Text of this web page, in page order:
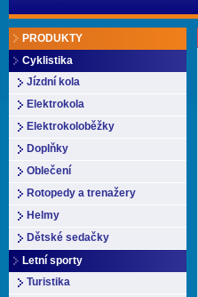
PRODUKTY
Cyklistika
Jízdní kola
Elektrokola
Elektrokoloběžky
Doplňky
Oblečení
Rotopedy a trenažery
Helmy
Dětské sedačky
Letní sporty
Turistika